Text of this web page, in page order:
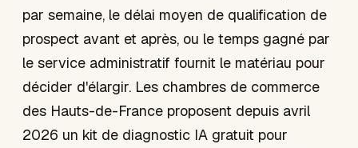
par semaine, le délai moyen de qualification de
prospect avant et après, ou le temps gagné par
le service administratif fournit le matériau pour
décider d'élargir. Les chambres de commerce
des Hauts-de-France proposent depuis avril
2026 un kit de diagnostic IA gratuit pour